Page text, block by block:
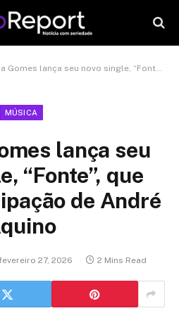
lança seu novo single, “Fonte”, que traz a participação de André Aquino
MÚSICA
lança seu
“Fonte”, que
de André
27, 2026 2 Mins Read